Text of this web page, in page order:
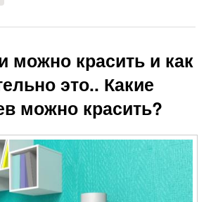
можно красить и как
это.. Какие
можно красить?